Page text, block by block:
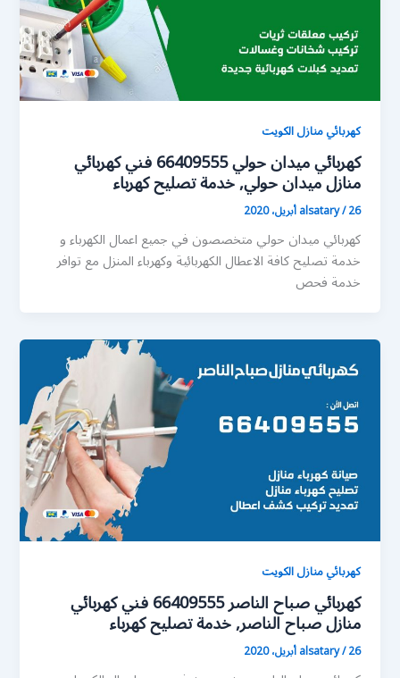
كهربائي منازل الكويت
كهربائي ميدان حولي 66409555 فني كهربائي
منازل ميدان حولي, خدمة تصليح كهرباء
alsatary/26 أبريل، 2020
كهربائي ميدان حولي متخصصون في جميع اعمال الكهرباء و
خدمة تصليح كافة الاعطال الكهربائية وكهرباء المنزل مع توافر
خدمة فحص
كهربائي منازل الكويت
كهربائي صباح الناصر 66409555 فني كهربائي
منازل صباح الناصر, خدمة تصليح كهرباء
alsatary/26 أبريل، 2020